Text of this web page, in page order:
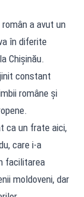
a avut un
în diferite
Chișinău.
constant
române și
ca un frate aici,
care i-a
facilitarea
moldoveni, dar